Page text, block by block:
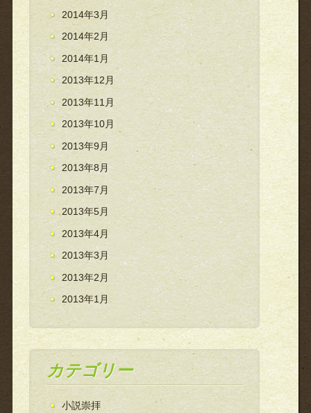
2014年3月
2014年2月
2014年1月
2013年12月
2013年11月
2013年10月
2013年9月
2013年8月
2013年7月
2013年5月
2013年4月
2013年3月
2013年2月
2013年1月
カテゴリー
小説崇拝